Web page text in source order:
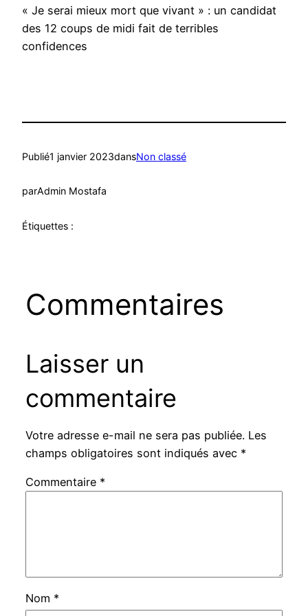
« Je serai mieux mort que vivant » : un candidat
des 12 coups de midi fait de terribles
confidences
Publié1 janvier 2023dansNon classé
parAdmin Mostafa
Étiquettes :
Commentaires
Laisser un
commentaire
Votre adresse e-mail ne sera pas publiée. Les
champs obligatoires sont indiqués avec *
Commentaire *
Nom *